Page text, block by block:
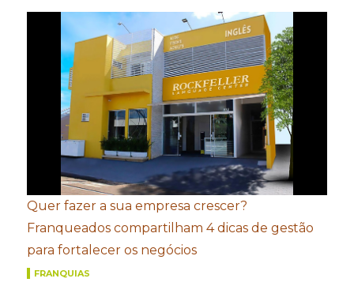
Quer fazer a sua empresa crescer?
Franqueados compartilham 4 dicas de gestão
para fortalecer os negócios
FRANQUIAS